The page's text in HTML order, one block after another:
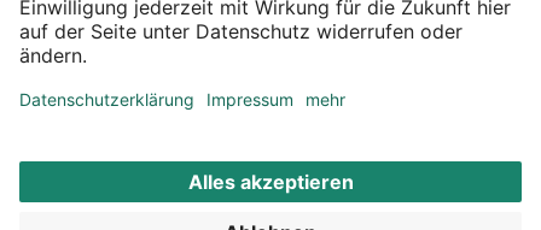
Kontakt
Aktionsbedingungen